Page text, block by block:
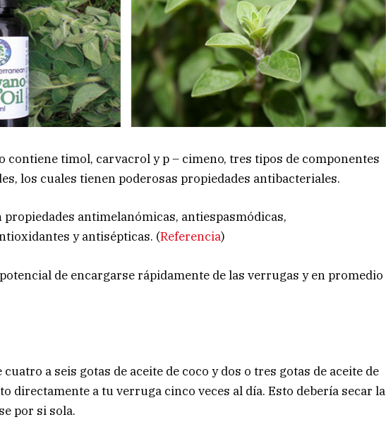
contiene timol, carvacrol y p – cimeno, tres tipos de componentes
los cuales tienen poderosas propiedades antibacteriales.
antimelanómicas, antiespasmódicas,
y antisépticas. (Referencia)
de encargarse rápidamente de las verrugas y en promedio
cuatro a seis gotas de aceite de coco y dos o tres gotas de aceite de
directamente a tu verruga cinco veces al día. Esto debería secar la
por si sola.